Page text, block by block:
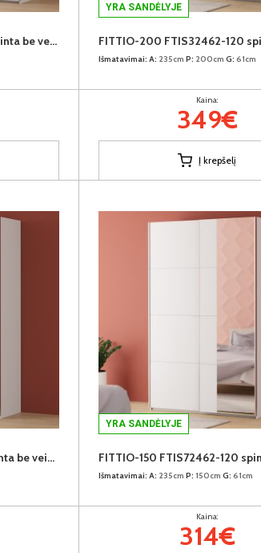
FITTIO-200 FTIS32461-120 spinta be veidrodžio
YRA SANDĖLYJE
Išmatavimai: A: 235cm P: 200cm G: 61cm
Kaina:
349€
Į krepšelį
FITTIO-150 FTIS72461-120 spinta be veidrodžio
YRA SANDĖLYJE
Išmatavimai: A: 235cm P: 150cm G: 61cm
Kaina:
314€